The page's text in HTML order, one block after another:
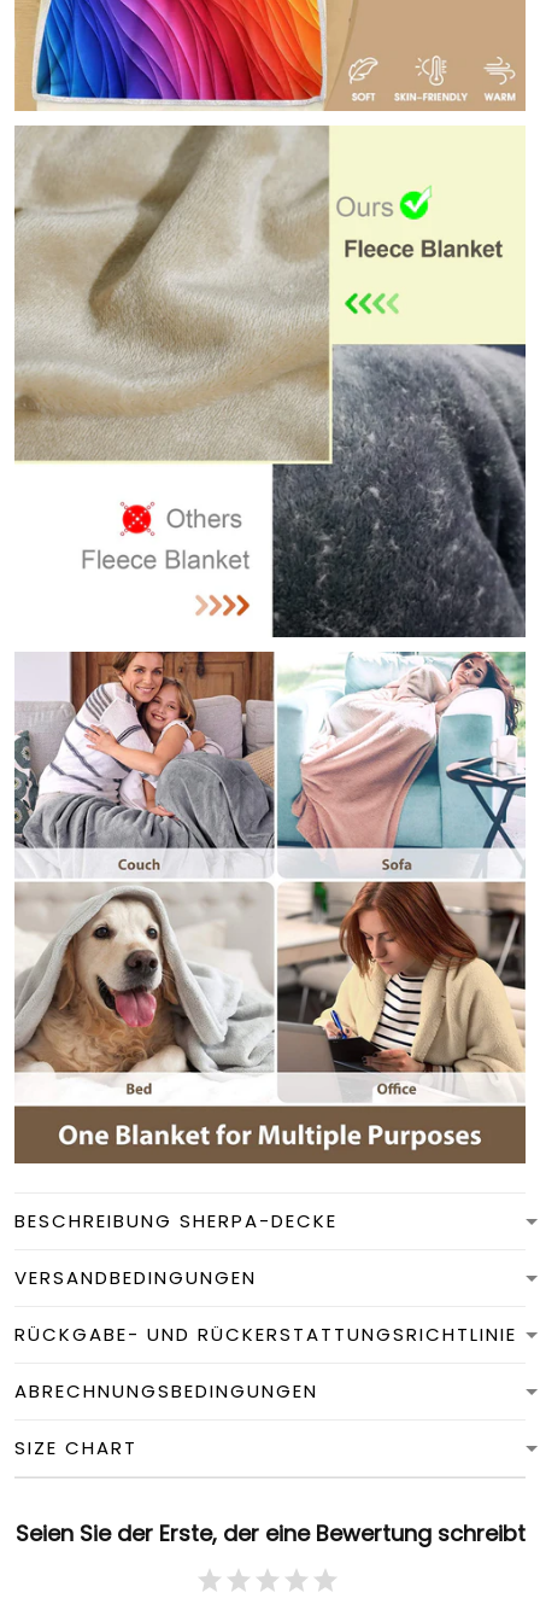
BESCHREIBUNG SHERPA-DECKE
VERSANDBEDINGUNGEN
RÜCKGABE- UND RÜCKERSTATTUNGSRICHTLINIE
ABRECHNUNGSBEDINGUNGEN
SIZE CHART
Seien Sie der Erste, der eine Bewertung schreibt